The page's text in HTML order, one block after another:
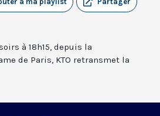
à 18h15, depuis la
de Paris, KTO retransmet la